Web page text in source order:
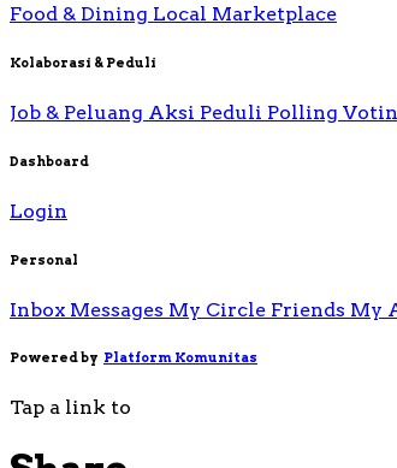
Food & Dining Local Marketplace
Kolaborasi & Peduli
Job & Peluang Aksi Peduli Polling
Dashboard
Login
Personal
Inbox Messages My Circle Friends My
Powered by Platform Komunitas
Tap a link to